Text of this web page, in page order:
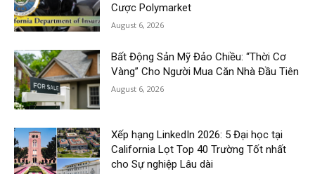
Cược Polymarket
August 6, 2026
Bất Động Sản Mỹ Đảo Chiều: “Thời Cơ
Vàng” Cho Người Mua Căn Nhà Đầu Tiên
August 6, 2026
Xếp hạng LinkedIn 2026: 5 Đại học tại
California Lọt Top 40 Trường Tốt nhất
cho Sự nghiệp Lâu dài